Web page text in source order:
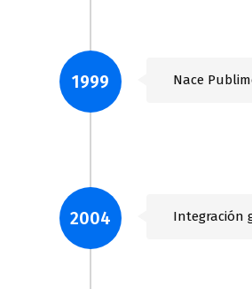
1999 Nace
2004 Integración